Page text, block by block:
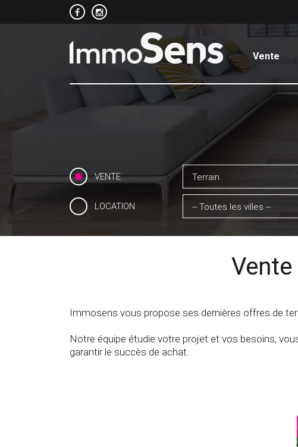
Vente
VENTE
LOCATION
Terrain
-- Toutes les villes --
Immosens vous propose ses dernières offres de
Notre équipe étudie votre projet et vos besoins,
garantir le succès de achat.